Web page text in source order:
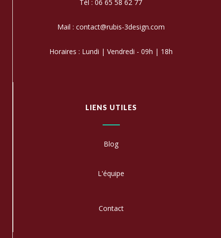
Tél : 06 65 58 62 77
Mail : contact@rubis-3design.com
Horaires : Lundi | Vendredi - 09h | 18h
LIENS UTILES
Blog
L'équipe
Contact